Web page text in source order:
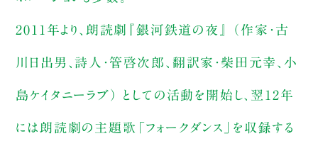
2011年より、朗読劇『銀河鉄道の夜』 （作家・古
川日出男、詩人・管啓次郎、翻訳家・柴田元幸、小
島ケイタニーラブ） としての活動を開始し、翌12年
には朗読劇の主題歌「フォークダンス」を収録する